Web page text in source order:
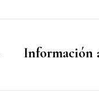
Información